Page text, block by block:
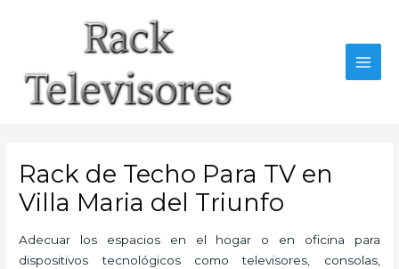
Rack de Techo Para TV en
Villa Maria del Triunfo
Adecuar los espacios en el hogar o en oficina para
dispositivos tecnológicos como televisores, consolas,